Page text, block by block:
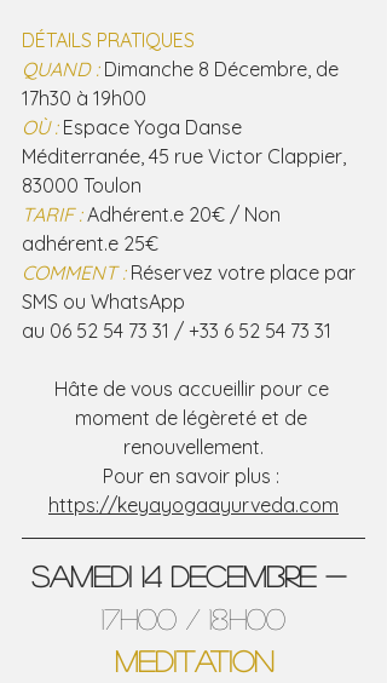
DÉTAILS PRATIQUES
QUAND : Dimanche 8 Décembre, de
17h30 à 19h00
OÙ : Espace Yoga Danse
Méditerranée, 45 rue Victor Clappier,
83000 Toulon
TARIF : Adhérent.e 20€ / Non
adhérent.e 25€
COMMENT : Réservez votre place par
SMS ou WhatsApp
au 06 52 54 73 31 / +33 6 52 54 73 31
Hâte de vous accueillir pour ce
moment de légèreté et de
renouvellement.
Pour en savoir plus :
https://keyayogaayurveda.com
SAMEDI 14 DECEMBRE -
17h00 / 18h00
MEDITATION